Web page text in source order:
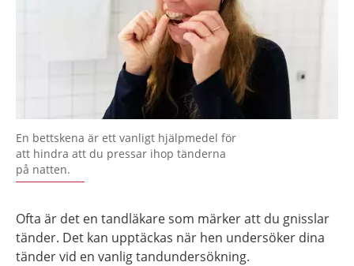
En bettskena är ett vanligt hjälpmedel för
att hindra att du pressar ihop tänderna
på natten.
Ofta är det en tandläkare som märker att du gnisslar
tänder. Det kan upptäckas när hen undersöker dina
tänder vid en vanlig tandundersökning.